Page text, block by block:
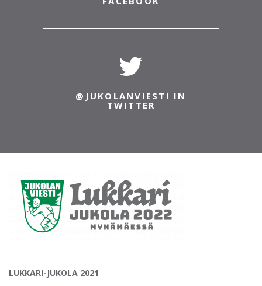
@JUKOLANVIESTI IN
INSTAGRAM